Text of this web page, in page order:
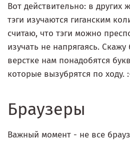
Вот действительно: в других
тэги изучаются гиганским
считаю, что тэги можно
изучать не напрягаясь.
верстке нам понадобятся
которые вызубрятся по ходу.
Браузеры
Важный момент - не все